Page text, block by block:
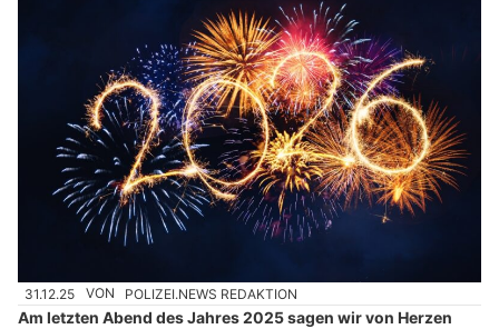
31.12.25 VON POLIZEI.NEWS REDAKTION
Am letzten Abend des Jahres 2025 sagen wir von Herzen